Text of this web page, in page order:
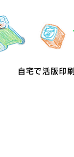
自宅で活版印刷